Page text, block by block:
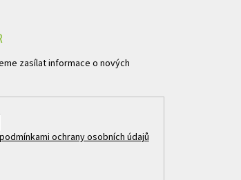
zasílat informace o nových
podmínkami ochrany osobních údajů